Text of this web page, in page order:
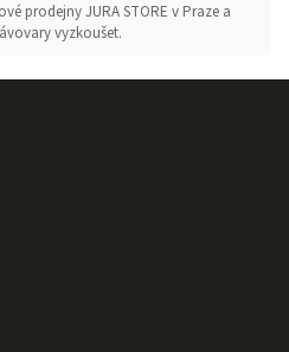
prodejny JURA STORE v Praze a
vyzkoušet.